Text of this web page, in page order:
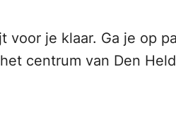
voor je klaar. Ga je op
centrum van Den